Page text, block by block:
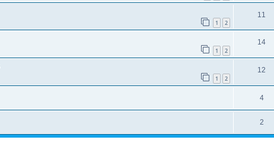
1 2
11
1 2
14
1 2
12
4
2